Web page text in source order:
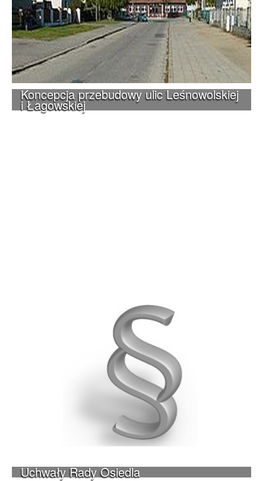
Koncepcja przebudowy ulic Leśnowolskiej
i Łagowskiej
Uchwały Rady Osiedla